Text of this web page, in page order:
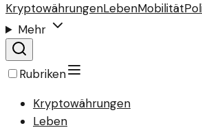
KryptowährungenLebenMobilität
Mehr
Rubriken
Kryptowährungen
Leben